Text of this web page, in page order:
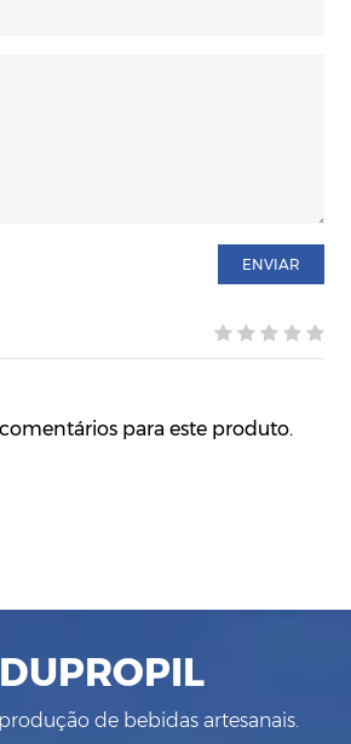
ENVIAR
para este produto.
de bebidas artesanais.